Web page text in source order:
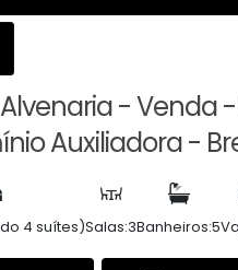
- Venda
Auxiliadora -
4 suítes)Salas:3Banheiros:5